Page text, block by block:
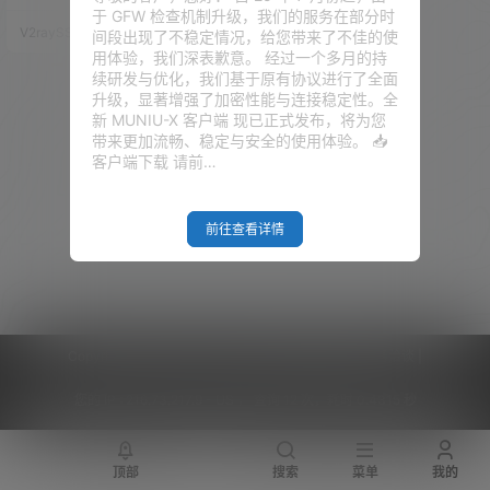
错误，或是 DNS 验证超时。 然
而，我们上期视频集中讲到了 SS
L 证书申请的几种方法，大家若
是感兴趣，可以去看看：视频教
程 或是 文章教程 看到很多留言
说希望有宝塔面板的集成方式，
其实，这个和前面的 Xray + 宝塔
面板 是一模一样的，只是由于 V
2-UI 面板的 fa…
V2raySSR综合网 21年5月8日
于 GFW 检查机制升级，我们的服务在部分时
间段出现了不稳定情况，给您带来了不佳的使
用体验，我们深表歉意。 经过一个多月的持
续研发与优化，我们基于原有协议进行了全面
升级，显著增强了加密性能与连接稳定性。全
新 MUNIU-X 客户端 现已正式发布，将为您
带来更加流畅、稳定与安全的使用体验。 📥
客户端下载 请前…
前往查看详情
顶部 搜索 菜单 我的